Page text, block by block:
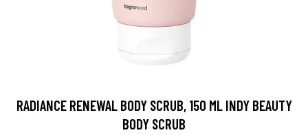
RADIANCE RENEWAL BODY SCRUB, 150 ML INDY BEAUTY
BODY SCRUB